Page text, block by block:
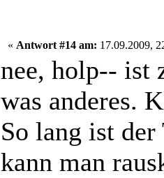
« Antwort #14 am: 17.09.2009,
nee, holp-- ist
was anderes.
So lang ist
kann man